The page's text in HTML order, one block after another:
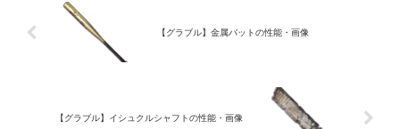
【グラブル】金属バットの性能・画像
【グラブル】イシュクルシャフトの性能・画像